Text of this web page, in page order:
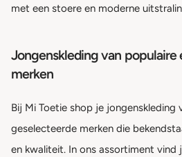
met een stoere en moderne
Jongenskleding van
merken
Bij Mi Toetie shop je jongenskleding
geselecteerde merken die
en kwaliteit. In ons assortiment vind